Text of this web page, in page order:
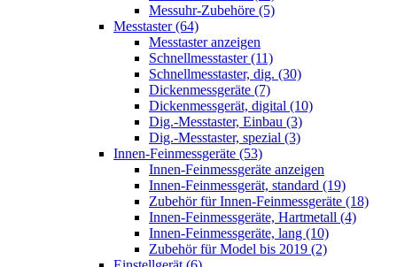
Messuhr-Zubehöre (5)
Messtaster (64)
Messtaster anzeigen
Schnellmesstaster (11)
Schnellmesstaster, dig. (30)
Dickenmessgeräte (7)
Dickenmessgerät, digital (10)
Dig.-Messtaster, Einbau (3)
Dig.-Messtaster, spezial (3)
Innen-Feinmessgeräte (53)
Innen-Feinmessgeräte anzeigen
Innen-Feinmessgerät, standard (19)
Zubehör für Innen-Feinmessgeräte (18)
Innen-Feinmessgeräte, Hartmetall (4)
Innen-Feinmessgeräte, lang (10)
Zubehör für Model bis 2019 (2)